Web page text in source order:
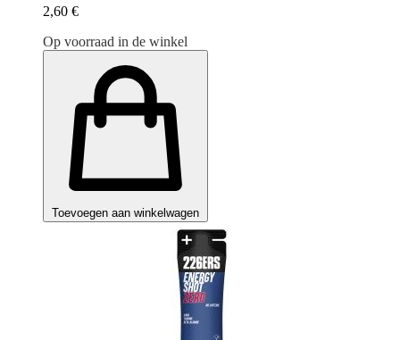
2,60 €
Op voorraad in de winkel
Toevoegen aan winkelwagen